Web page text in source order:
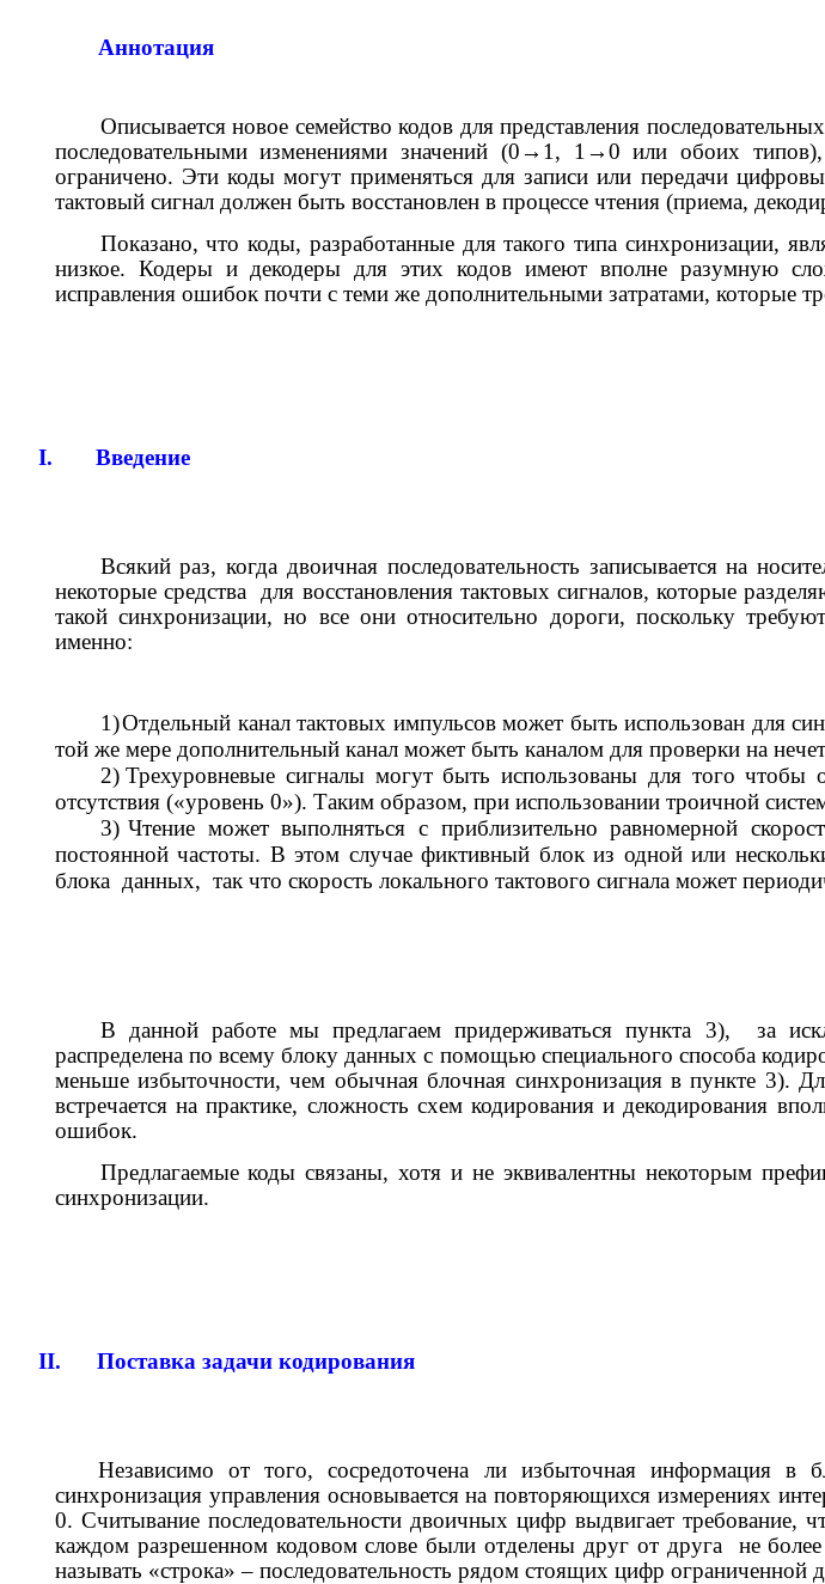
Аннотация
Описывается новое семейство кодов для представления
последовательными изменениями значений (0→1, 1→0 или обоих типов),
ограничено. Эти коды могут применяться для записи или передачи
тактовый сигнал должен быть восстановлен в процессе чтения (приема,
Показано, что коды, разработанные для такого типа синхронизации,
низкое. Кодеры и декодеры для этих кодов имеют вполне разумную
исправления ошибок почти с теми же дополнительными затратами, которые
I. Введение
Всякий раз, когда двоичная последовательность записывается на
некоторые средства
для восстановления тактовых сигналов, которые
такой синхронизации, но все они относительно дороги, поскольку
именно:
1)Отдельный канал тактовых импульсов может быть использован для
той же мере дополнительный канал может быть каналом для проверки на
2) Трехуровневые сигналы могут быть использованы для того чтобы
отсутствия («уровень 0»). Таким образом, при использовании троичной
3) Чтение может выполняться с приблизительно равномерной
постоянной частоты. В этом случае фиктивный блок из одной или
блока данных, так что скорость локального тактового сигнала может
В данной работе мы предлагаем придерживаться пункта 3),
за
распределена по всему блоку данных с помощью специального способа
меньше избыточности, чем обычная блочная синхронизация в пункте 3).
встречается на практике, сложность схем кодирования и декодирования
ошибок.
Предлагаемые коды связаны, хотя и не эквивалентны некоторым
синхронизации.
II. Поставка задачи кодирования
Независимо от того, сосредоточена ли избыточная информация в
синхронизация управления основывается на повторяющихся измерениях
0. Считывание последовательности двоичных цифр выдвигает требование,
каждом разрешенном кодовом слове были отделены друг от друга
не
называть «строка» – последовательность рядом стоящих цифр ограниченной